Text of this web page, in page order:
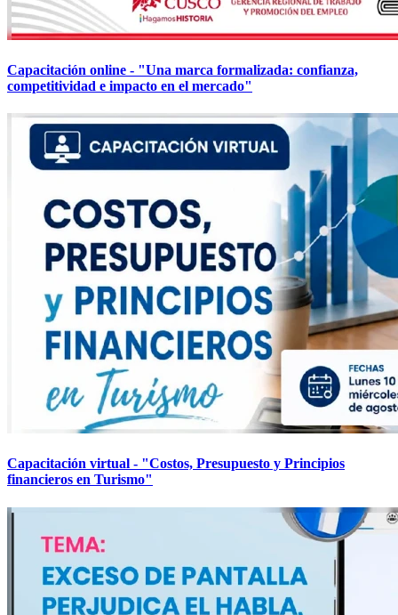
Capacitación online - "Una marca formalizada: confianza,
competitividad e impacto en el mercado"
Capacitación virtual - "Costos, Presupuesto y Principios
financieros en Turismo"